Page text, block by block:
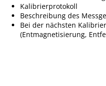
Kalibrierprotokoll
Beschreibung des
Bei der nächsten
(Entmagnetisierung,